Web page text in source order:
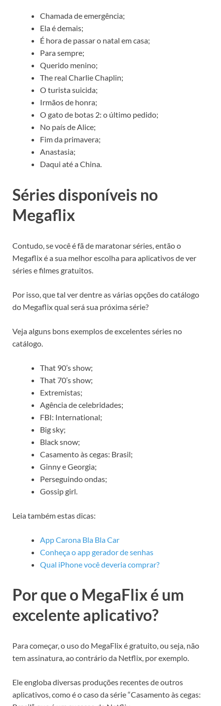
Chamada de emergência;
Ela é demais;
É hora de passar o natal em casa;
Para sempre;
Querido menino;
The real Charlie Chaplin;
O turista suicida;
Irmãos de honra;
O gato de botas 2: o último pedido;
No país de Alice;
Fim da primavera;
Anastasia;
Daqui até a China.
Séries disponíveis no
Megaflix
Contudo, se você é fã de maratonar séries, então o
Megaflix é a sua melhor escolha para aplicativos de ver
séries e filmes gratuitos.
Por isso, que tal ver dentre as várias opções do catálogo
do Megaflix qual será sua próxima série?
Veja alguns bons exemplos de excelentes séries no
catálogo.
That 90’s show;
That 70’s show;
Extremistas;
Agência de celebridades;
FBI: International;
Big sky;
Black snow;
Casamento às cegas: Brasil;
Ginny e Georgia;
Perseguindo ondas;
Gossip girl.
Leia também estas dicas:
App Carona Bla Bla Car
Conheça o app gerador de senhas
Qual iPhone você deveria comprar?
Por que o MegaFlix é um
excelente aplicativo?
Para começar, o uso do MegaFlix é gratuito, ou seja, não
tem assinatura, ao contrário da Netflix, por exemplo.
Ele engloba diversas produções recentes de outros
aplicativos, como é o caso da série “Casamento às cegas: